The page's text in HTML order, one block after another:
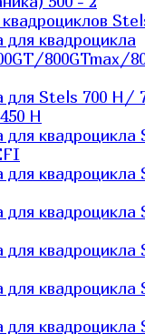
квадроцикла
800GTmax/
Stels 700 H/
H
квадроцикла
квадроцикла
квадроцикла
квадроцикла
квадроцикла
квадроцикла